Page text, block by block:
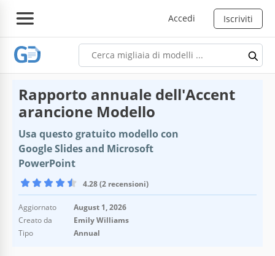
Accedi Iscriviti
Rapporto annuale dell'Accent
arancione Modello
Usa questo gratuito modello con
Google Slides and Microsoft
PowerPoint
4.28 (2 recensioni)
Aggiornato
August 1, 2026
Creato da
Emily Williams
Tipo
Annual